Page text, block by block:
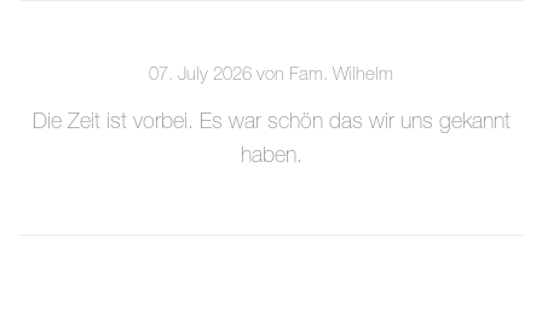
07. July 2026 von Fam. Wilhelm
Die Zeit ist vorbei. Es war schön das wir uns gekannt
haben.